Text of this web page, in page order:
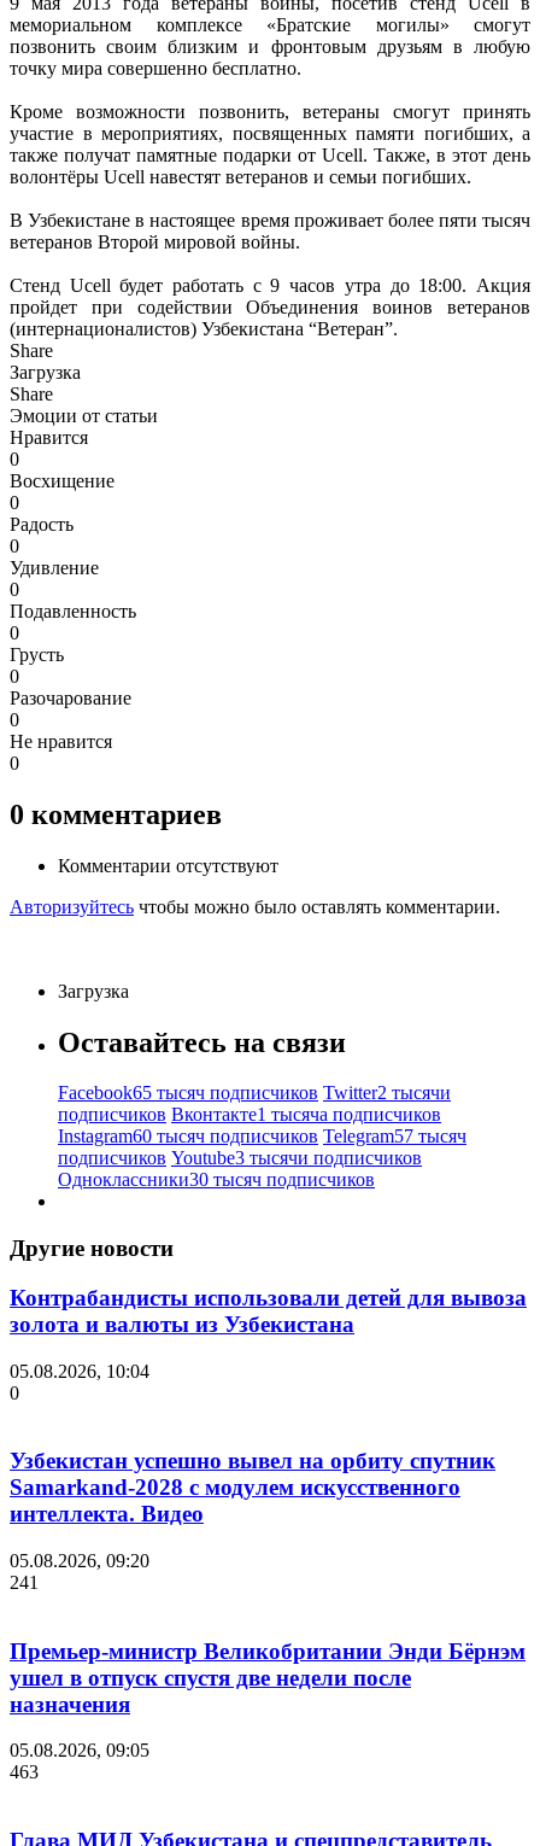
мемориальном комплексе «Братские могилы» смогут
позвонить своим близким и фронтовым друзьям в любую
точку мира совершенно бесплатно.
Кроме возможности позвонить, ветераны смогут принять
участие в мероприятиях, посвященных памяти погибших, а
также получат памятные подарки от Ucell. Также, в этот день
волонтёры Ucell навестят ветеранов и семьи погибших.
В Узбекистане в настоящее время проживает более пяти тысяч
ветеранов Второй мировой войны.
Стенд Ucell будет работать с 9 часов утра до 18:00. Акция
пройдет при содействии Объединения воинов ветеранов
(интернационалистов) Узбекистана “Ветеран”.
Share
Загрузка
Share
Эмоции от статьи
Нравится
0
Восхищение
0
Радость
0
Удивление
0
Подавленность
0
Грусть
0
Разочарование
0
Не нравится
0
0 комментариев
Комментарии отсутствуют
Авторизуйтесь чтобы можно было оставлять комментарии.
Загрузка
Оставайтесь на связи
Facebook65 тысяч подписчиков Twitter2 тысячи
подписчиков Вконтакте1 тысяча подписчиков
Instagram60 тысяч подписчиков Telegram57 тысяч
подписчиков Youtube3 тысячи подписчиков
Одноклассники30 тысяч подписчиков
Другие новости
Контрабандисты использовали детей для вывоза
золота и валюты из Узбекистана
05.08.2026, 10:04
0
Узбекистан успешно вывел на орбиту спутник
Samarkand-2028 с модулем искусственного
интеллекта. Видео
05.08.2026, 09:20
241
Премьер-министр Великобритании Энди Бёрнэм
ушел в отпуск спустя две недели после
назначения
05.08.2026, 09:05
463
Глава МИД Узбекистана и спецпредставитель